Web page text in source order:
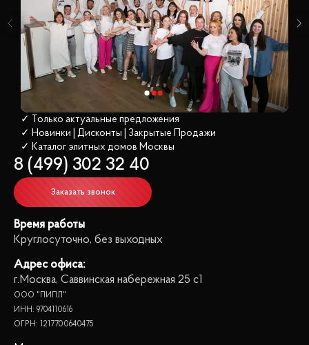
✓ Только актуальные предложения
✓ Новинки | Дисконты | Закрытые Продажи
✓ Каталог элитных домов Москвы
8 (499) 302 32 40
Заказать звонок
Время работы
Круглосуточно, без выходных
Адрес офиса:
г.Москва, Саввинская набережная 25 с1
ООО "ПИПЛ"
ИНН: 9704110616
ОГРН: 1217700640475